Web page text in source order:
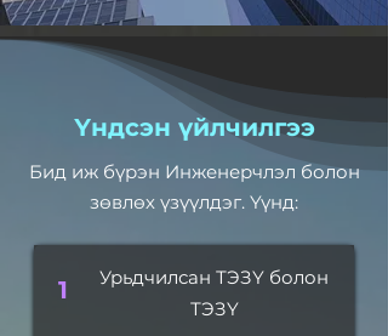
Үндсэн үйлчилгээ
Бид иж бүрэн Инженерчлэл болон
зөвлөх үзүүлдэг. Үүнд:
1
Урьдчилсан ТЭЗҮ болон
ТЭЗҮ